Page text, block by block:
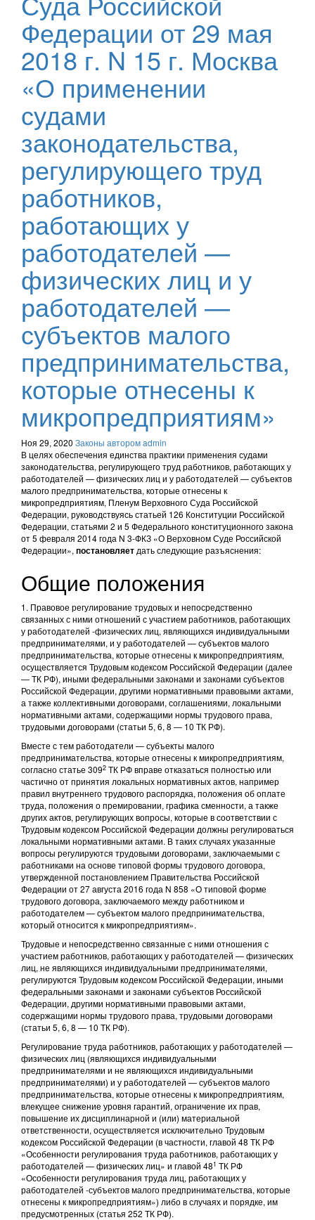
Федерации от 29 мая
2018 г. N 15 г. Москва
«О применении
судами
законодательства,
регулирующего труд
работников,
работающих у
работодателей —
физических лиц и у
работодателей —
субъектов малого
предпринимательства,
которые отнесены к
микропредприятиям»
Ноя 29, 2020 Законы автором admin
В целях обеспечения единства практики применения судами
законодательства, регулирующего труд работников, работающих у
работодателей — физических лиц и у работодателей — субъектов
малого предпринимательства, которые отнесены к
микропредприятиям, Пленум Верховного Суда Российской
Федерации, руководствуясь статьей 126 Конституции Российской
Федерации, статьями 2 и 5 Федерального конституционного закона
от 5 февраля 2014 года N 3-ФКЗ «О Верховном Суде Российской
Федерации», постановляет дать следующие разъяснения:
Общие положения
1. Правовое регулирование трудовых и непосредственно
связанных с ними отношений с участием работников, работающих
у работодателей -физических лиц, являющихся индивидуальными
предпринимателями, и у работодателей — субъектов малого
предпринимательства, которые отнесены к микропредприятиям,
осуществляется Трудовым кодексом Российской Федерации (далее
— ТК РФ), иными федеральными законами и законами субъектов
Российской Федерации, другими нормативными правовыми актами,
а также коллективными договорами, соглашениями, локальными
нормативными актами, содержащими нормы трудового права,
трудовыми договорами (статьи 5, 6, 8 — 10 ТК РФ).
Вместе с тем работодатели — субъекты малого
предпринимательства, которые отнесены к микропредприятиям,
согласно статье 3092 ТК РФ вправе отказаться полностью или
частично от принятия локальных нормативных актов, например
правил внутреннего трудового распорядка, положения об оплате
труда, положения о премировании, графика сменности, а также
других актов, регулирующих вопросы, которые в соответствии с
Трудовым кодексом Российской Федерации должны регулироваться
локальными нормативными актами. В таких случаях указанные
вопросы регулируются трудовыми договорами, заключаемыми с
работниками на основе типовой формы трудового договора,
утвержденной постановлением Правительства Российской
Федерации от 27 августа 2016 года N 858 «О типовой форме
трудового договора, заключаемого между работником и
работодателем — субъектом малого предпринимательства,
который относится к микропредприятиям».
Трудовые и непосредственно связанные с ними отношения с
участием работников, работающих у работодателей — физических
лиц, не являющихся индивидуальными предпринимателями,
регулируются Трудовым кодексом Российской Федерации, иными
федеральными законами и законами субъектов Российской
Федерации, другими нормативными правовыми актами,
содержащими нормы трудового права, трудовыми договорами
(статьи 5, 6, 8 — 10 ТК РФ).
Регулирование труда работников, работающих у работодателей —
физических лиц (являющихся индивидуальными
предпринимателями и не являющихся индивидуальными
предпринимателями) и у работодателей — субъектов малого
предпринимательства, которые отнесены к микропредприятиям,
влекущее снижение уровня гарантий, ограничение их прав,
повышение их дисциплинарной и (или) материальной
ответственности, осуществляется исключительно Трудовым
кодексом Российской Федерации (в частности, главой 48 ТК РФ
«Особенности регулирования труда работников, работающих у
работодателей — физических лиц» и главой 481 ТК РФ
«Особенности регулирования труда лиц, работающих у
работодателей -субъектов малого предпринимательства, которые
отнесены к микропредприятиям») либо в случаях и порядке, им
предусмотренных (статья 252 ТК РФ).